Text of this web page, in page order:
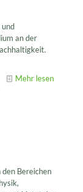
an der
Mehr lesen
Bereichen